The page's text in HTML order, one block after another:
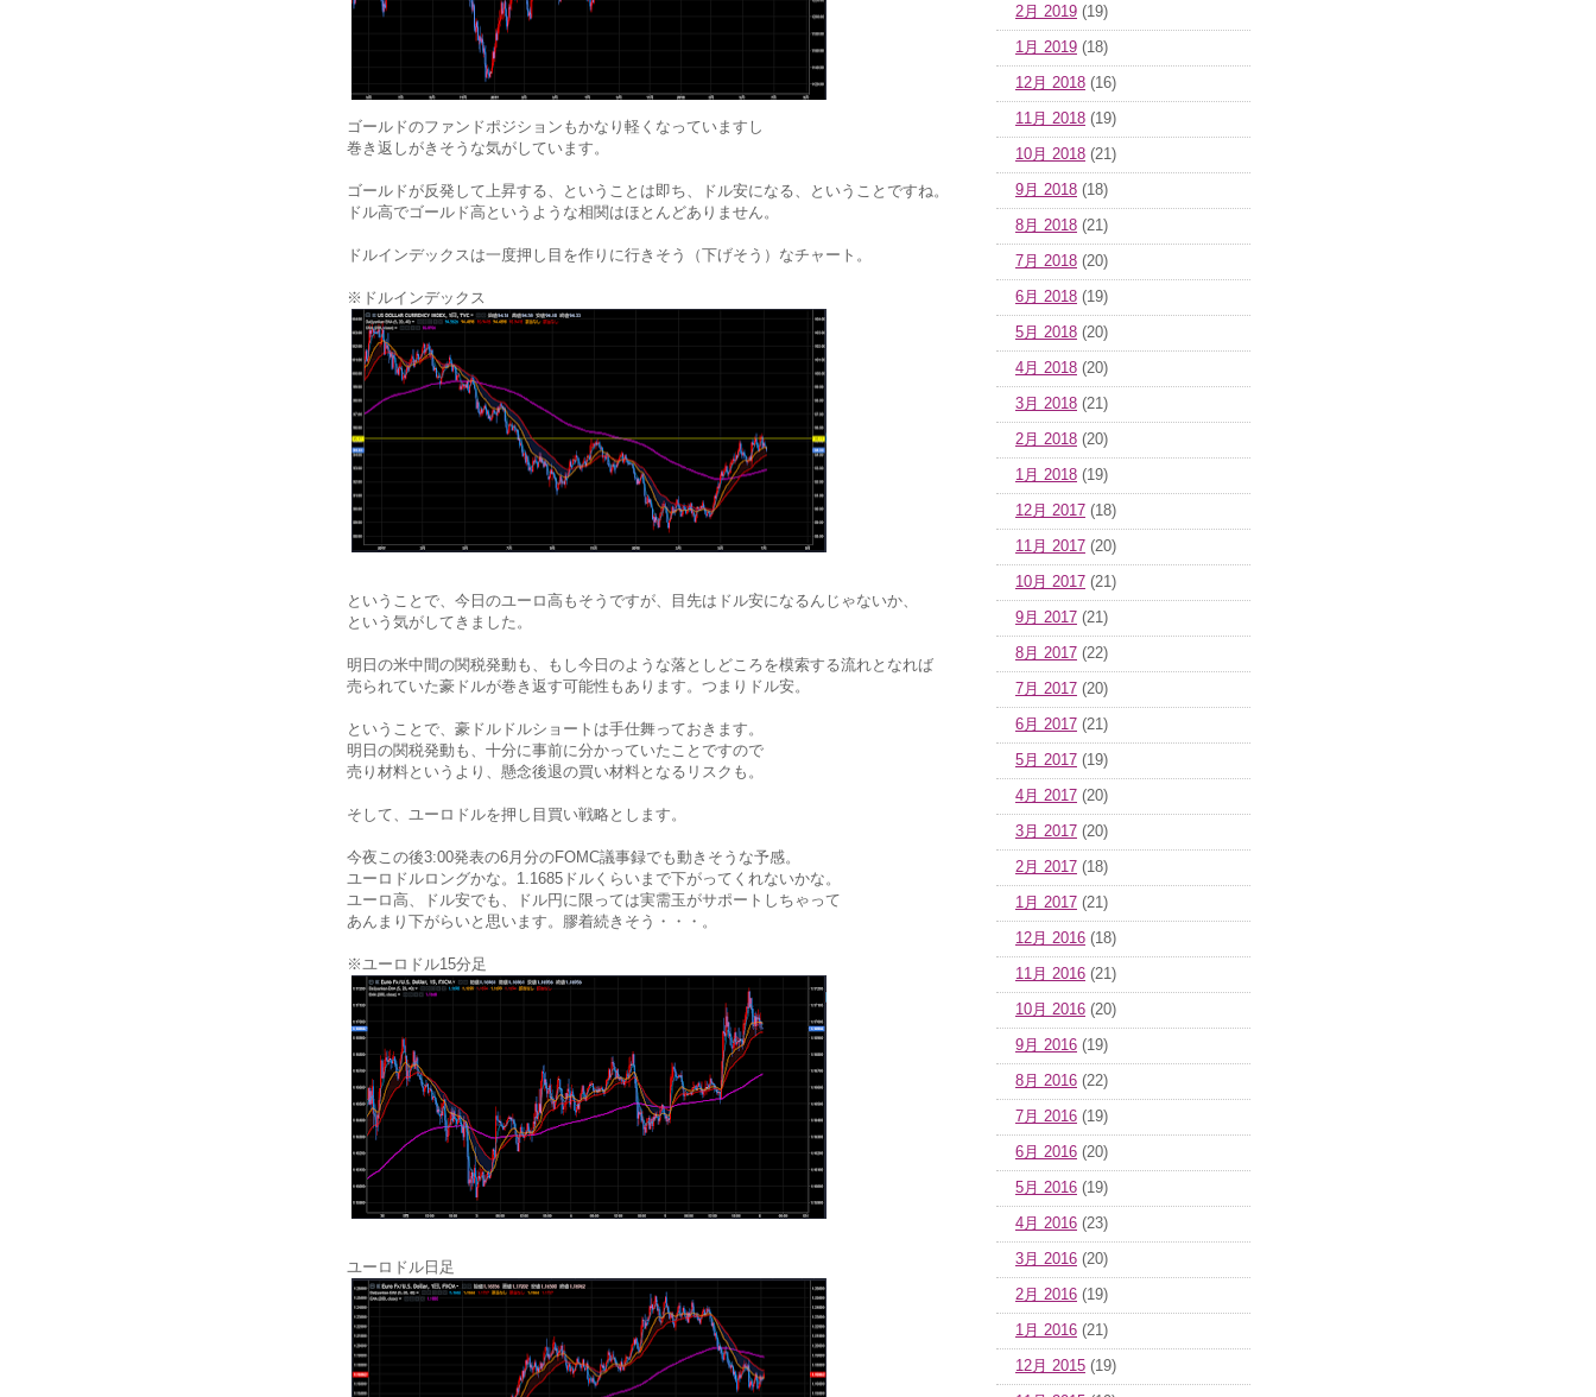
ゴールドのファンドポジションもかなり軽くなっていますし
巻き返しがきそうな気がしています。
ゴールドが反発して上昇する、ということは即ち、ドル安になる、ということですね。
ドル高でゴールド高というような相関はほとんどありません。
ドルインデックスは一度押し目を作りに行きそう（下げそう）なチャート。
※ドルインデックス
ということで、今日のユーロ高もそうですが、目先はドル安になるんじゃないか、
という気がしてきました。
明日の米中間の関税発動も、もし今日のような落としどころを模索する流れとなれば
売られていた豪ドルが巻き返す可能性もあります。つまりドル安。
ということで、豪ドルドルショートは手仕舞っておきます。
明日の関税発動も、十分に事前に分かっていたことですので
売り材料というより、懸念後退の買い材料となるリスクも。
そして、ユーロドルを押し目買い戦略とします。
今夜この後3:00発表の6月分のFOMC議事録でも動きそうな予感。
ユーロドルロングかな。1.1685ドルくらいまで下がってくれないかな。
ユーロ高、ドル安でも、ドル円に限っては実需玉がサポートしちゃって
あんまり下がらいと思います。膠着続きそう・・・。
※ユーロドル15分足
ユーロドル日足
2月 2019 (19)
1月 2019 (18)
12月 2018 (16)
11月 2018 (19)
10月 2018 (21)
9月 2018 (18)
8月 2018 (21)
7月 2018 (20)
6月 2018 (19)
5月 2018 (20)
4月 2018 (20)
3月 2018 (21)
2月 2018 (20)
1月 2018 (19)
12月 2017 (18)
11月 2017 (20)
10月 2017 (21)
9月 2017 (21)
8月 2017 (22)
7月 2017 (20)
6月 2017 (21)
5月 2017 (19)
4月 2017 (20)
3月 2017 (20)
2月 2017 (18)
1月 2017 (21)
12月 2016 (18)
11月 2016 (21)
10月 2016 (20)
9月 2016 (19)
8月 2016 (22)
7月 2016 (19)
6月 2016 (20)
5月 2016 (19)
4月 2016 (23)
3月 2016 (20)
2月 2016 (19)
1月 2016 (21)
12月 2015 (19)